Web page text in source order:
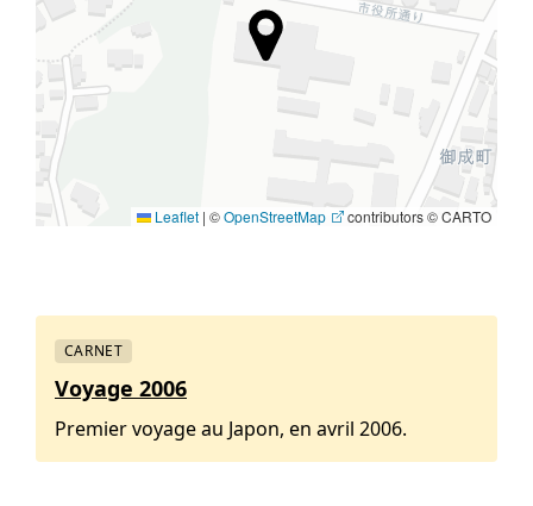
Leaflet | ©OpenStreetMap contributors © CARTO
CARNET
Voyage 2006
Premier voyage au Japon, en avril 2006.